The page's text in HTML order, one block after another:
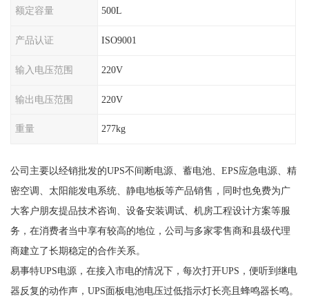
额定容量 500L
产品认证 ISO9001
输入电压范围 220V
输出电压范围 220V
重量 277kg
公司主要以经销批发的UPS不间断电源、蓄电池、EPS应急电源、精
密空调、太阳能发电系统、静电地板等产品销售，同时也免费为广
大客户朋友提品技术咨询、设备安装调试、机房工程设计方案等服
务，在消费者当中享有较高的地位，公司与多家零售商和县级代理
商建立了长期稳定的合作关系。
易事特UPS电源，在接入市电的情况下，每次打开UPS，便听到继电
器反复的动作声，UPS面板电池电压过低指示灯长亮且蜂鸣器长鸣。